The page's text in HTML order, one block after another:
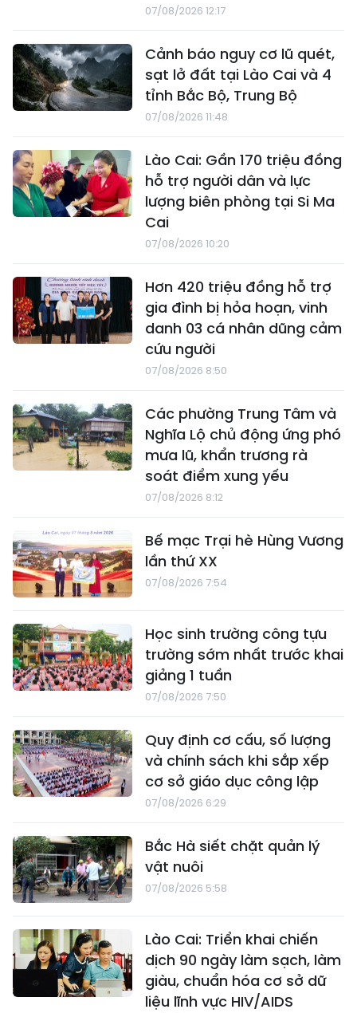
07/08/2026 12:17
Cảnh báo nguy cơ lũ quét,
sạt lở đất tại Lào Cai và 4
tỉnh Bắc Bộ, Trung Bộ
07/08/2026 11:48
Lào Cai: Gần 170 triệu đồng
hỗ trợ người dân và lực
lượng biên phòng tại Si Ma
Cai
07/08/2026 10:20
Hơn 420 triệu đồng hỗ trợ
gia đình bị hỏa hoạn, vinh
danh 03 cá nhân dũng cảm
cứu người
07/08/2026 8:50
Các phường Trung Tâm và
Nghĩa Lộ chủ động ứng phó
mưa lũ, khẩn trương rà
soát điểm xung yếu
07/08/2026 8:12
Bế mạc Trại hè Hùng Vương
lần thứ XX
07/08/2026 7:54
Học sinh trường công tựu
trường sớm nhất trước khai
giảng 1 tuần
07/08/2026 7:50
Quy định cơ cấu, số lượng
và chính sách khi sắp xếp
cơ sở giáo dục công lập
07/08/2026 6:29
Bắc Hà siết chặt quản lý
vật nuôi
07/08/2026 5:58
Lào Cai: Triển khai chiến
dịch 90 ngày làm sạch, làm
giàu, chuẩn hóa cơ sở dữ
liệu lĩnh vực HIV/AIDS